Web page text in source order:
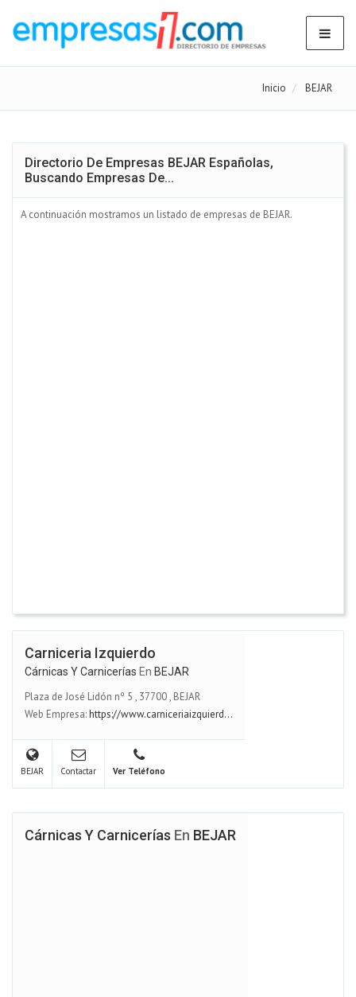
Inicio BEJAR
Directorio De Empresas BEJAR Españolas,
Buscando Empresas De...
A continuación mostramos un listado de empresas de BEJAR.
Carniceria Izquierdo
Cárnicas Y Carnicerías En BEJAR
Plaza de José Lidón nº 5 , 37700, BEJAR
Web Empresa:https://www.carniceriaizquierd...
BEJAR Contactar Ver Teléfono
Cárnicas Y Carnicerías En BEJAR